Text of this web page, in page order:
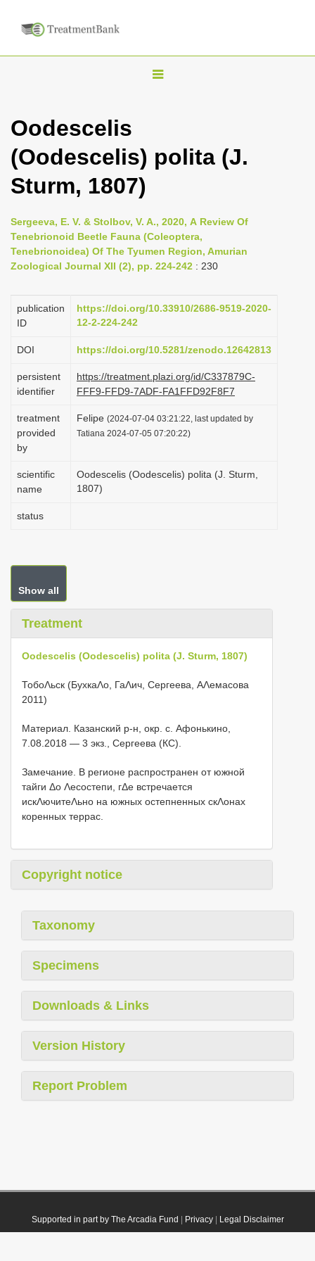
T
e
v
i
g
t
o
Oodescelis
(Oodescelis) polita (J.
Sturm, 1807)
Sergeeva, E. V. & Stolbov, V. A., 2020, А Review Of
Tenebrionoid Beetle Fauna (Coleoptera,
Tenebrionoidea) Of The Tyumen Region, Amurian
Zoological Journal XII (2), pp. 224-242 : 230
publication
ID
https://doi.org/10.33910/2686-9519-2020-
12-2-224-242
DOI https://doi.org/10.5281/zenodo.12642813
persistent
identifier
https://treatment.plazi.org/id/C337879C-
FFF9-FFD9-7ADF-FA1FFD92F8F7
treatment
provided
by
Felipe (2024-07-04 03:21:22, last updated by
Tatiana 2024-07-05 07:20:22)
scientific
name
Oodescelis (Oodescelis) polita (J. Sturm,
1807)
status
Show all
Treatment
Oodescelis (Oodescelis) polita (J. Sturm, 1807)
ТобоΛьск (БухкаΛо, ГаΛич, Сергеева, АΛемасова
2011)
Материал. Казанский р-н, окр. с. Афонькино,
7.08.2018 — 3 экз., Сергеева (КС).
Замечание. В регионе распространен от южной
тайги Δо Λесостепи, гΔе встречается
искΛючитеΛьно на южных остепненных скΛонах
коренных террас.
Copyright notice
Taxonomy
Specimens
Downloads & Links
Version History
Report Problem
Supported in part by The Arcadia Fund Privacy| Legal Disclaimer